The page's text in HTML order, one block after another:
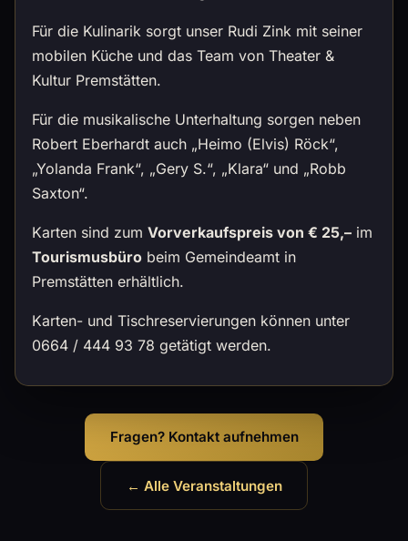
Für die Kulinarik sorgt unser Rudi Zink mit seiner
mobilen Küche und das Team von Theater &
Kultur Premstätten.
Für die musikalische Unterhaltung sorgen neben
Robert Eberhardt auch „Heimo (Elvis) Röck“,
„Yolanda Frank“, „Gery S.“, „Klara“ und „Robb
Saxton“.
Karten sind zum Vorverkaufspreis von € 25,– im
Tourismusbüro beim Gemeindeamt in
Premstätten erhältlich.
Karten- und Tischreservierungen können unter
0664 / 444 93 78 getätigt werden.
Fragen? Kontakt aufnehmen
← Alle Veranstaltungen